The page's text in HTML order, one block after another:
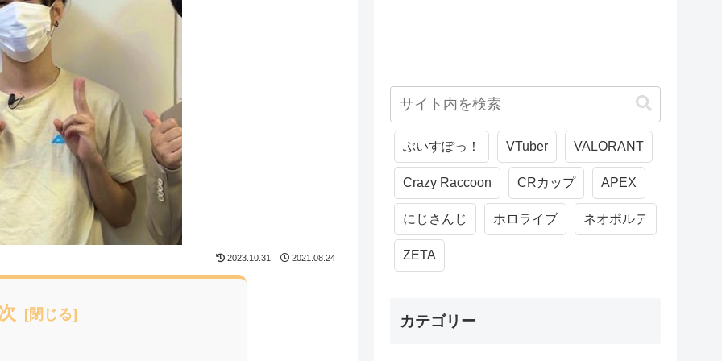
2023.10.31 2021.08.24
ぶいすぽっ！ VTuber VALORANT
Crazy Raccoon CRカップ APEX
にじさんじ ホロライブ ネオポルテ
ZETA
カテゴリー